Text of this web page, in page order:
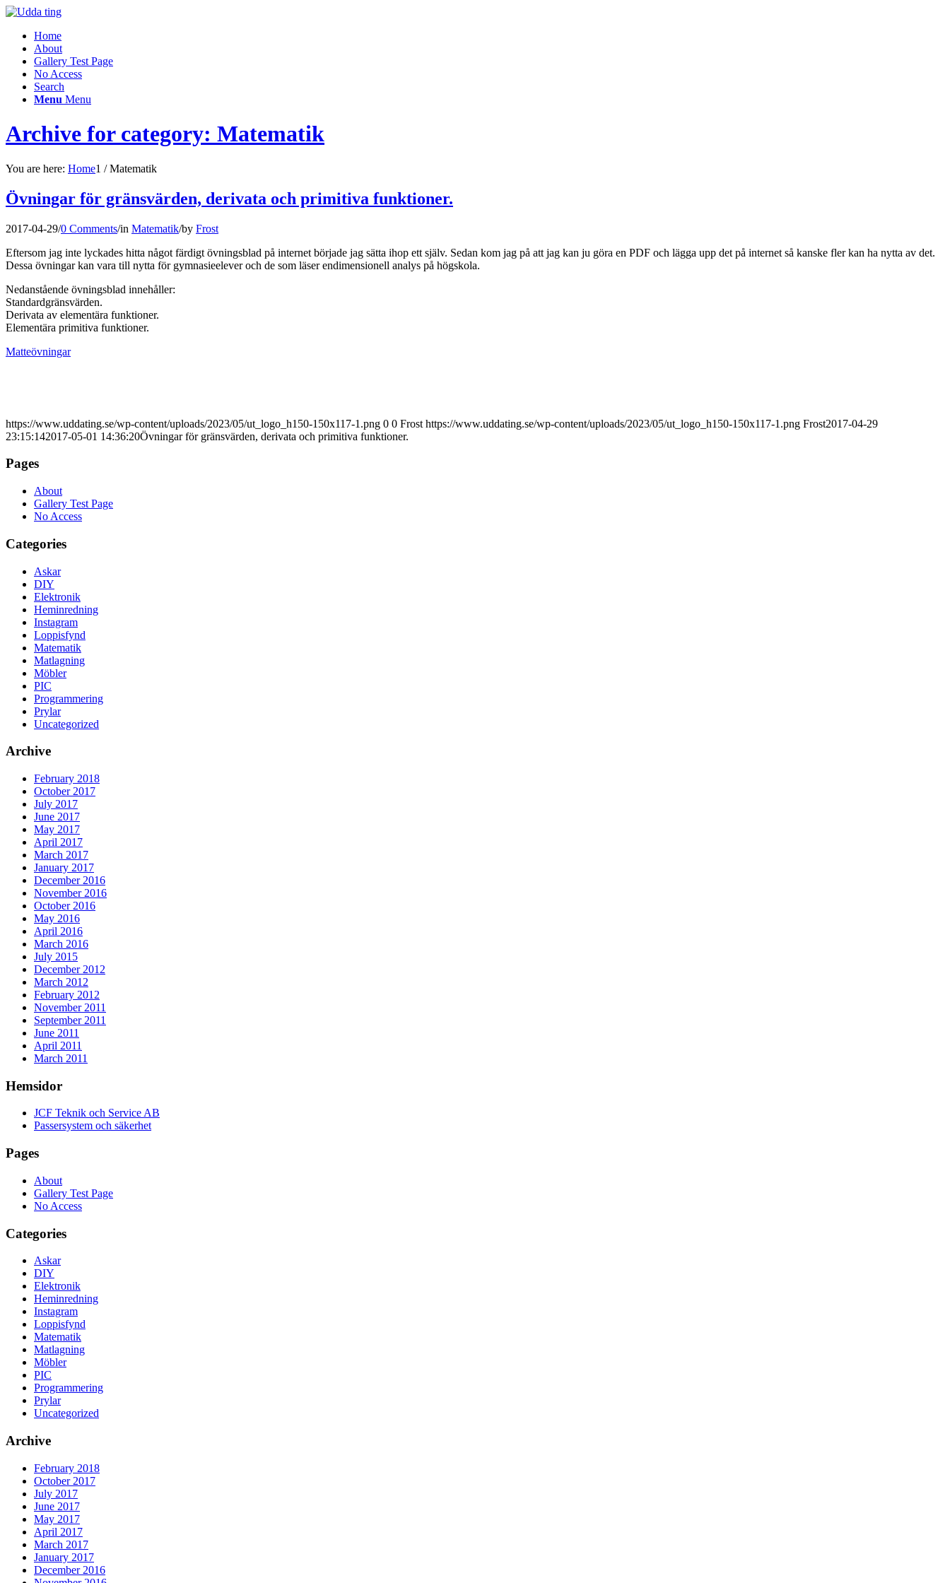
Home
About
Gallery Test Page
No Access
Search
Menu Menu
Archive for category: Matematik
You are here: Home1 / Matematik
Övningar för gränsvärden, derivata och primitiva funktioner.
2017-04-29/0 Comments/in Matematik/by Frost
Eftersom jag inte lyckades hitta något färdigt övningsblad på internet började jag sätta ihop ett själv. Sedan kom jag på att jag kan ju göra en PDF och lägga upp det på internet så kanske fler kan ha nytta av det.
Dessa övningar kan vara till nytta för gymnasieelever och de som läser endimensionell analys på högskola.
Nedanstående övningsblad innehåller:
Standardgränsvärden.
Derivata av elementära funktioner.
Elementära primitiva funktioner.
Matteövningar
https://www.uddating.se/wp-content/uploads/2023/05/ut_logo_h150-150x117-1.png 0 0 Frost https://www.uddating.se/wp-content/uploads/2023/05/ut_logo_h150-150x117-1.png Frost2017-04-29
23:15:142017-05-01 14:36:20Övningar för gränsvärden, derivata och primitiva funktioner.
Pages
About
Gallery Test Page
No Access
Categories
Askar
DIY
Elektronik
Heminredning
Instagram
Loppisfynd
Matematik
Matlagning
Möbler
PIC
Programmering
Prylar
Uncategorized
Archive
February 2018
October 2017
July 2017
June 2017
May 2017
April 2017
March 2017
January 2017
December 2016
November 2016
October 2016
May 2016
April 2016
March 2016
July 2015
December 2012
March 2012
February 2012
November 2011
September 2011
June 2011
April 2011
March 2011
Hemsidor
JCF Teknik och Service AB
Passersystem och säkerhet
Pages
About
Gallery Test Page
No Access
Categories
Askar
DIY
Elektronik
Heminredning
Instagram
Loppisfynd
Matematik
Matlagning
Möbler
PIC
Programmering
Prylar
Uncategorized
Archive
February 2018
October 2017
July 2017
June 2017
May 2017
April 2017
March 2017
January 2017
December 2016